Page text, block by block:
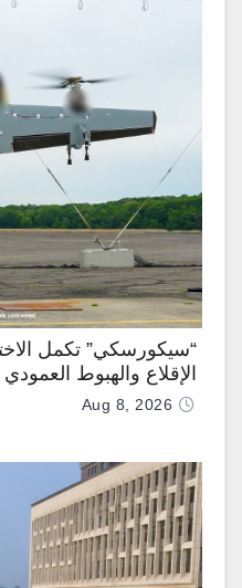
“سيكورسكي” تكمل
الإقلاع والهبوط العمودي
Aug 8, 2026